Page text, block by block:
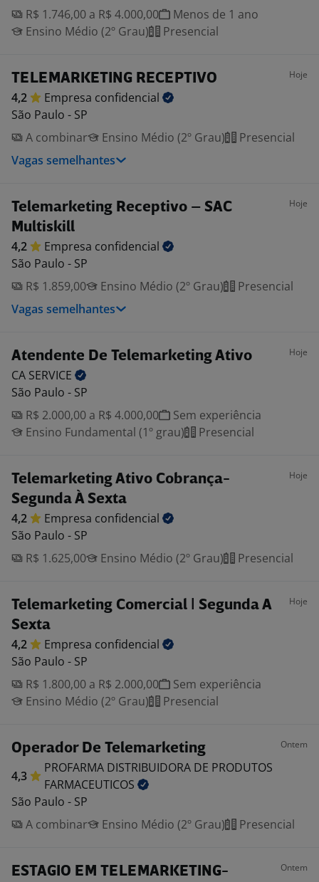
R$ 1.746,00 a R$ 4.000,00
Menos de 1 ano
Ensino Médio (2º Grau)
Presencial
TELEMARKETING RECEPTIVO Hoje
4,2 Empresa confidencial
São Paulo - SP
A combinar
Ensino Médio (2º Grau)
Presencial
Vagas semelhantes
Telemarketing Receptivo – SAC
Multiskill
Hoje
4,2 Empresa confidencial
São Paulo - SP
R$ 1.859,00
Ensino Médio (2º Grau)
Presencial
Vagas semelhantes
Atendente De Telemarketing Ativo Hoje
CA SERVICE
São Paulo - SP
R$ 2.000,00 a R$ 4.000,00
Sem experiência
Ensino Fundamental (1º grau)
Presencial
Telemarketing Ativo Cobrança-
Segunda À Sexta
Hoje
4,2 Empresa confidencial
São Paulo - SP
R$ 1.625,00
Ensino Médio (2º Grau) Presencial
Telemarketing Comercial | Segunda A
Sexta
Hoje
4,2 Empresa confidencial
São Paulo - SP
R$ 1.800,00 a R$ 2.000,00
Sem experiência
Ensino Médio (2º Grau)
Presencial
Operador De Telemarketing Ontem
4,3
PROFARMA DISTRIBUIDORA DE PRODUTOS
FARMACEUTICOS
São Paulo - SP
A combinar
Ensino Médio (2º Grau) Presencial
ESTAGIO EM TELEMARKETING-
Ontem